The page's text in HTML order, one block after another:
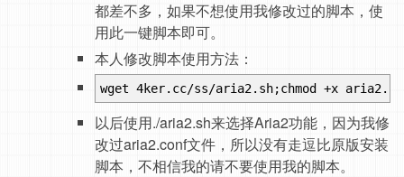
都差不多，如果不想使用我修改过的脚本，使
用此一键脚本即可。
本人修改脚本使用方法：
wget 4ker.cc/ss/aria2.sh;chmod +x
以后使用./aria2.sh来选择Aria2功能，因为我修
改过aria2.conf文件，所以没有走逗比原版安装
脚本，不相信我的请不要使用我的脚本。